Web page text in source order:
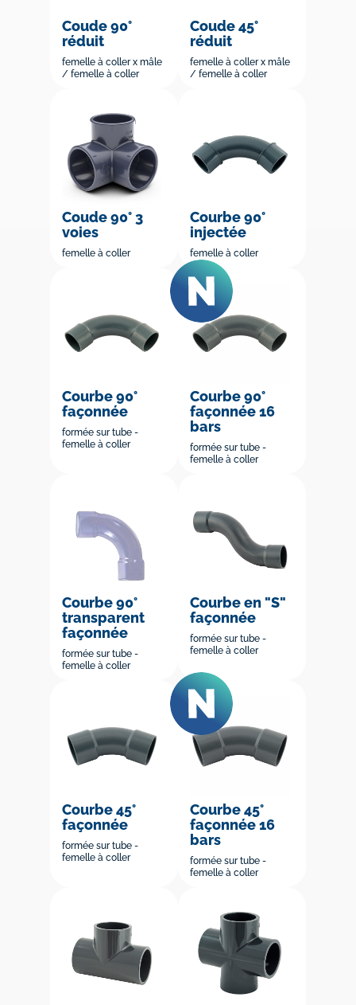
Coude 90°
réduit
femelle à coller x mâle
/ femelle à coller
Coude 45°
réduit
femelle à coller x mâle
/ femelle à coller
Coude 90° 3
voies
femelle à coller
Courbe 90°
injectée
femelle à coller
Courbe 90°
façonnée
formée sur tube -
femelle à coller
Courbe 90°
façonnée 16
bars
formée sur tube -
femelle à coller
Courbe 90°
transparent
façonnée
formée sur tube -
femelle à coller
Courbe en "S"
façonnée
formée sur tube -
femelle à coller
Courbe 45°
façonnée
formée sur tube -
femelle à coller
Courbe 45°
façonnée 16
bars
formée sur tube -
femelle à coller